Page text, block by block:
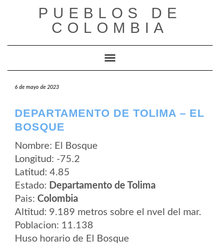
PUEBLOS DE
COLOMBIA
Cambiar modo de navegación
6 de mayo de 2023
DEPARTAMENTO DE TOLIMA – EL
BOSQUE
Nombre: El Bosque
Longitud: -75.2
Latitud: 4.85
Estado: Departamento de Tolima
Pais: Colombia
Altitud: 9.189 metros sobre el nvel del mar.
Poblacion: 11.138
Huso horario de El Bosque